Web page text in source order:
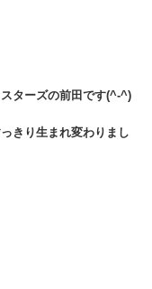
ターズの前田です(^-^)
きり生まれ変わりまし